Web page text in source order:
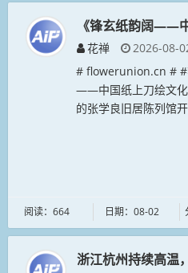
《锋玄纸韵阔——
花禅
2026-08-
# flowerunion.cn # #
——中国纸上刀绘文化
的张学良旧居陈列馆
阅读：664 日期：08-02
浙江杭州持续高温